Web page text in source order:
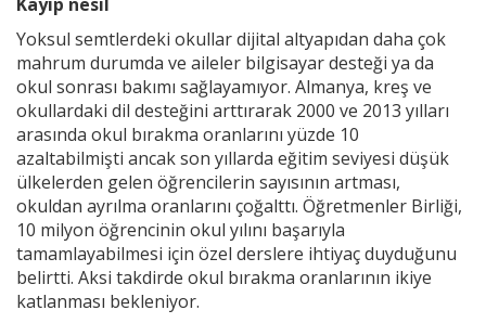
Kayıp nesil
Yoksul semtlerdeki okullar dijital altyapıdan daha çok
mahrum durumda ve aileler bilgisayar desteği ya da
okul sonrası bakımı sağlayamıyor. Almanya, kreş ve
okullardaki dil desteğini arttırarak 2000 ve 2013 yılları
arasında okul bırakma oranlarını yüzde 10
azaltabilmişti ancak son yıllarda eğitim seviyesi düşük
ülkelerden gelen öğrencilerin sayısının artması,
okuldan ayrılma oranlarını çoğalttı. Öğretmenler Birliği,
10 milyon öğrencinin okul yılını başarıyla
tamamlayabilmesi için özel derslere ihtiyaç duyduğunu
belirtti. Aksi takdirde okul bırakma oranlarının ikiye
katlanması bekleniyor.